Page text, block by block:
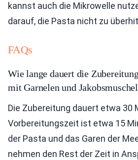
kannst auch die Mikrowelle
darauf, die Pasta nicht zu
FAQs
Wie lange dauert die
mit Garnelen und
Die Zubereitung dauert etwa 30
Vorbereitungszeit ist etwa 15
der Pasta und das Garen der
nehmen den Rest der Zeit in